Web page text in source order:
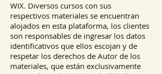
WIX. Diversos cursos con sus
respectivos materiales se encuentran
alojados en esta plataforma, los clientes
son responsables de ingresar los datos
identificativos que ellos escojan y de
respetar los derechos de Autor de los
materiales, que están exclusivamente